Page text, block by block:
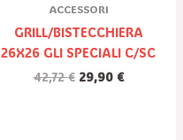
ACCESSORI
GRILL/BISTECCHIERA
26X26 GLI SPECIALI C/SC
42,72€ 29,90 €